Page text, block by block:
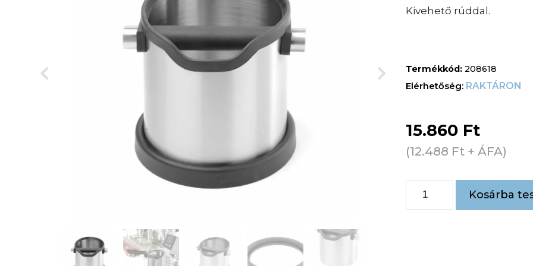
Kivehető rúddal.
Termékkód: 208618
RAKTÁRON
15.860 Ft
(12.488 Ft + ÁFA)
Kosárba